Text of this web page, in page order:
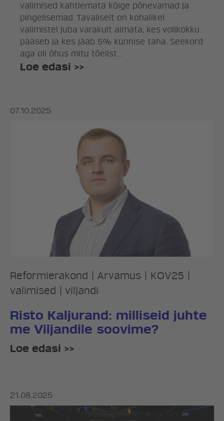
valimised kahtlemata kõige põnevamad ja
pingelisemad. Tavaliselt on kohalikel
valimistel juba varakult aimata, kes volikokku
pääseb ja kes jääb 5% künnise taha. Seekord
aga oli õhus mitu tõelist…
Loe edasi >>
07.10.2025
Reformierakond Arvamus KOV25
valimised
viljandi
Risto Kaljurand: milliseid juhte
me Viljandile soovime?
Loe edasi >>
21.08.2025